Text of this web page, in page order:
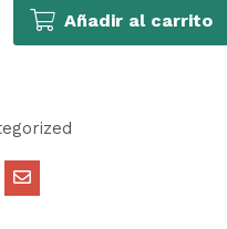
Añadir al carrito